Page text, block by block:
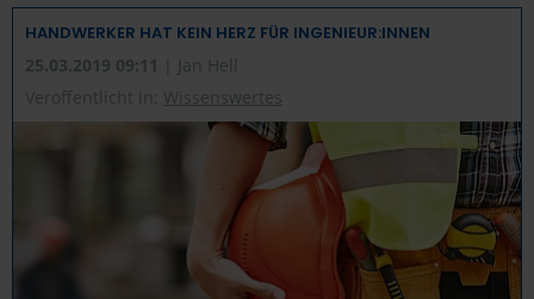
HANDWERKER HAT KEIN HERZ FÜR INGENIEUR:INNEN
25.03.2019 09:11
| Jan Hell
Veröffentlicht in: Wissenswertes